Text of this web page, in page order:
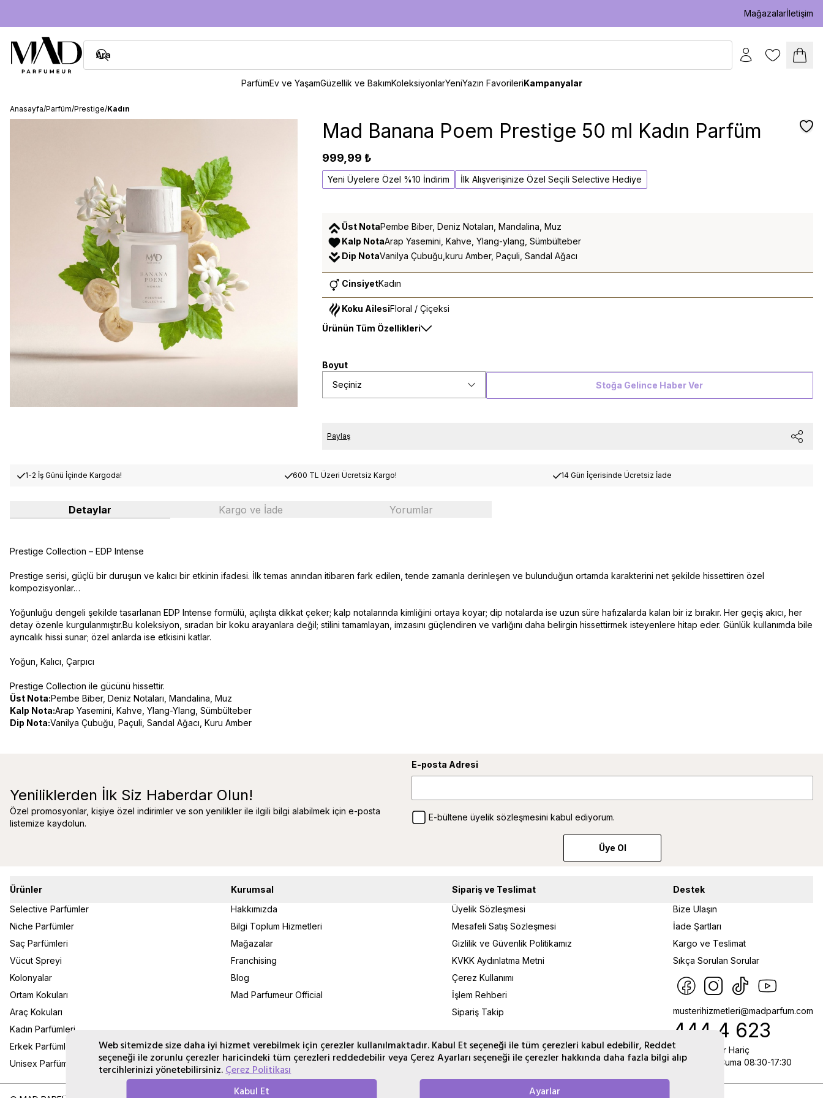
Web sitemizde size daha iyi hizmet verebilmek için çerezler kullanılmaktadır. Kabul Et seçeneği ile tüm çerezleri kabul edebilir, Reddet
seçeneği ile zorunlu çerezler haricindeki tüm çerezleri reddedebilir veya Çerez Ayarları seçeneği ile çerezler hakkında daha fazla bilgi alıp
tercihlerinizi yönetebilirsiniz.Çerez Politikası
Kabul Et
Ayarlar
Mağazalarİletişim
ParfümEv ve YaşamGüzellik ve BakımKoleksiyonlarYeniYazın FavorileriKampanyalar
Anasayfa/Parfüm/Prestige/Kadın
Mad Banana Poem Prestige 50 ml Kadın Parfüm
999,99 ₺
Boyut
Seçiniz
Stoğa Gelince Haber Ver
Yeni Üyelere Özel %10 İndirim İlk Alışverişinize Özel Seçili Selective Hediye
Üst NotaPembe Biber, Deniz Notaları, Mandalina, Muz
Kalp NotaArap Yasemini, Kahve, Ylang-ylang, Sümbülteber
Dip NotaVanilya Çubuğu,kuru Amber, Paçuli, Sandal Ağacı
CinsiyetKadın
Koku AilesiFloral / Çiçeksi
Ürünün Tüm Özellikleri
Paylaş
1-2 İş Günü İçinde Kargoda! 600 TL Üzeri Ücretsiz Kargo! 14 Gün İçerisinde Ücretsiz İade
Detaylar Kargo ve İade Yorumlar
Prestige Collection – EDP Intense
Prestige serisi, güçlü bir duruşun ve kalıcı bir etkinin ifadesi. İlk temas anından itibaren fark edilen, tende zamanla derinleşen ve bulunduğun ortamda karakterini net şekilde hissettiren özel
kompozisyonlar…
Yoğunluğu dengeli şekilde tasarlanan EDP Intense formülü, açılışta dikkat çeker; kalp notalarında kimliğini ortaya koyar; dip notalarda ise uzun süre hafızalarda kalan bir iz bırakır. Her geçiş akıcı, her
detay özenle kurgulanmıştır.Bu koleksiyon, sıradan bir koku arayanlara değil; stilini tamamlayan, imzasını güçlendiren ve varlığını daha belirgin hissettirmek isteyenlere hitap eder. Günlük kullanımda bile
ayrıcalık hissi sunar; özel anlarda ise etkisini katlar.
Yoğun, Kalıcı, Çarpıcı
Prestige Collection ile gücünü hissettir.
Üst Nota:Pembe Biber, Deniz Notaları, Mandalina, Muz
Kalp Nota:Arap Yasemini, Kahve, Ylang-Ylang, Sümbülteber
Dip Nota:Vanilya Çubuğu, Paçuli, Sandal Ağacı, Kuru Amber
Yeniliklerden İlk Siz Haberdar Olun!
Özel promosyonlar, kişiye özel indirimler ve son yenilikler ile ilgili bilgi alabilmek için e-posta
listemize kaydolun.
E-posta Adresi
E-bültene üyelik sözleşmesini kabul ediyorum.
Üye Ol
Ürünler
Selective Parfümler
Niche Parfümler
Saç Parfümleri
Vücut Spreyi
Kolonyalar
Ortam Kokuları
Araç Kokuları
Kadın Parfümleri
Erkek Parfümleri
Unisex Parfümler
Kurumsal
Hakkımızda
Bilgi Toplum Hizmetleri
Mağazalar
Franchising
Blog
Mad Parfumeur Official
Sipariş ve Teslimat
Üyelik Sözleşmesi
Mesafeli Satış Sözleşmesi
Gizlilik ve Güvenlik Politikamız
KVKK Aydınlatma Metni
Çerez Kullanımı
İşlem Rehberi
Sipariş Takip
Destek
Bize Ulaşın
İade Şartları
Kargo ve Teslimat
Sıkça Sorulan Sorular
musterihizmetleri@madparfum.com
444 4 623
Resmi Tatiller Hariç
Pazartesi - Cuma 08:30-17:30